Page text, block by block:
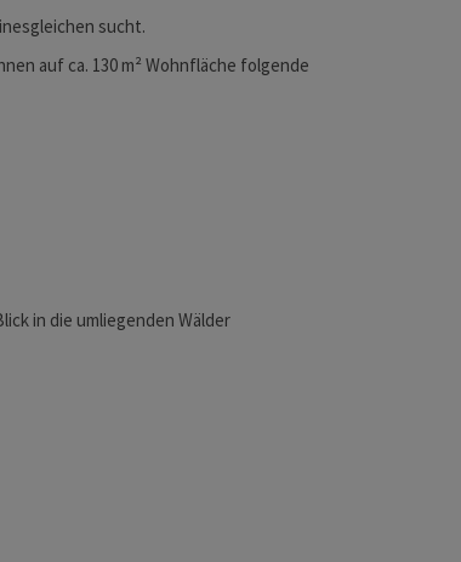
sucht.
auf ca. 130 m² Wohnfläche folgende
in die umliegenden Wälder